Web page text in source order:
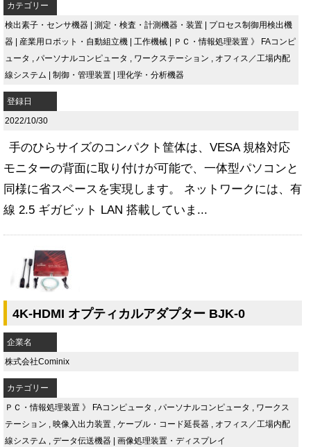
カテゴリー
検出素子・センサ機器
測定・検査・計測機器・装置
プロセス制御用検出機
器
産業用ロボット・自動組立機 工作機械 ＰＣ・情報処理装置 》
FAコンピ
ュータ , パーソナルコンピュータ , ワークステーション , オフィス／工場内配
線システム
制御・管理装置 理化学・分析機器
登録日
2022/10/30
手のひらサイズのコンパクト筐体は、VESA 規格対応
モニターの背面に取り付けが可能で、一体型パソコンと
同様に省スペースを実現します。 ネットワークには、有
線 2.5 ギガビット LAN 搭載していま...
4K-HDMI オプティカルアダプター BJK-0
企業名
株式会社Cominix
カテゴリー
ＰＣ・情報処理装置 》 FAコンピュータ , パーソナルコンピュータ , ワークス
テーション , 映像入出力装置 , ケーブル・コード延長器 , オフィス／工場内配
線システム , データ伝送機器 画像処理装置・ディスプレイ